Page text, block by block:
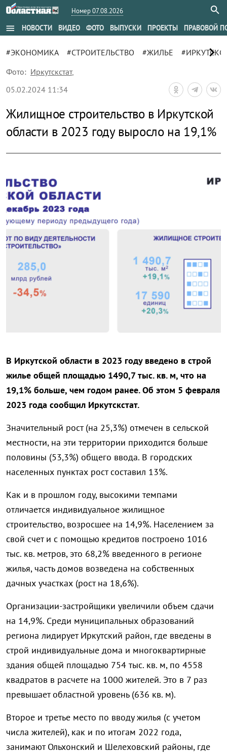
Номер 07.08.2026
menu НОВОСТИ ВИДЕО ФОТО ВЫПУСКИ ПРОЕКТЫ ПРАВОВОЙ
#ЭКОНОМИКА #СТРОИТЕЛЬСТВО #ЖИЛЬЕ chevron_right
Фото: Иркутскстат,
05.02.2024 11:34
Жилищное строительство в Иркутской
области в 2023 году выросло на 19,1%
zoom_out_map
В Иркутской области в 2023 году введено в строй
жилье общей площадью 1490,7 тыс. кв. м, что на
19,1% больше, чем годом ранее. Об этом 5 февраля
2023 года сообщил Иркутскстат.
Значительный рост (на 25,3%) отмечен в сельской
местности, на эти территории приходится больше
половины (53,3%) общего ввода. В городских
населенных пунктах рост составил 13%.
Как и в прошлом году, высокими темпами
отличается индивидуальное жилищное
строительство, возросшее на 14,9%. Населением за
свой счет и с помощью кредитов построено 1016
тыс. кв. метров, это 68,2% введенного в регионе
жилья, часть домов возведена на собственных
дачных участках (рост на 18,6%).
Организации-застройщики увеличили объем сдачи
на 14,9%. Среди муниципальных образований
региона лидирует Иркутский район, где введены в
строй индивидуальные дома и многоквартирные
здания общей площадью 754 тыс. кв. м, по 4558
квадратов в расчете на 1000 жителей. Это в 7 раз
превышает областной уровень (636 кв. м).
Второе и третье место по вводу жилья (с учетом
числа жителей), как и по итогам 2022 года,
занимают Ольхонский и Шелеховский районы, где